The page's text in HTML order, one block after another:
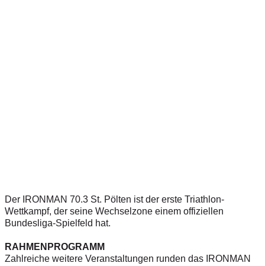
Der IRONMAN 70.3 St. Pölten ist der erste Triathlon-
Wettkampf, der seine Wechselzone einem offiziellen
Bundesliga-Spielfeld hat.
RAHMENPROGRAMM
Zahlreiche weitere Veranstaltungen runden das IRONMAN